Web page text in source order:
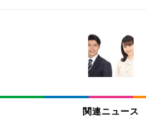
[EdoErgo] オフィスチェア 椅
い 跳ね上げ式アームレスト
キング pc 事務椅子 360度回
ン樹脂ベース 通気性メッシュ
(黒網+黒枠+黒足)
SIHOO B100 オフィスチェア
ュチェア 人間工学 疲れない ブ
EIZO ビジネス向けプレミア
EV3240X-WT | 31.5型4K
￥105,595
EIZO ビジネス向けプレミア
Amazonベーシック ペットシ
回使い捨て 無香料 ホワイト
Amazonベーシック ペットシ
x2袋(84枚) ホワイト(吸収面:ラ
関連ニュース